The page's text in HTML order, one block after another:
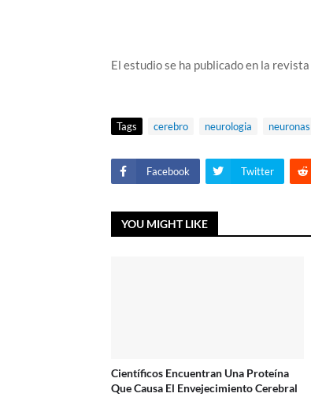
El estudio se ha publicado en la revista
Tags cerebro neurologia neuronas
Facebook Twitter
YOU MIGHT LIKE
Científicos Encuentran Una Proteína
Que Causa El Envejecimiento Cerebral